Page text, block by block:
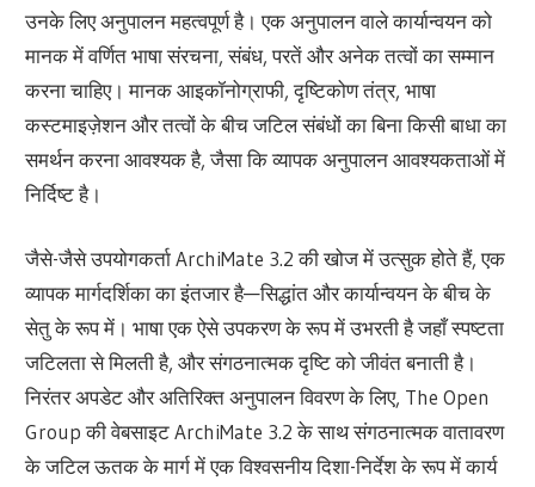
उनके लिए अनुपालन महत्वपूर्ण है। एक अनुपालन वाले कार्यान्वयन को
मानक में वर्णित भाषा संरचना, संबंध, परतें और अनेक तत्वों का सम्मान
करना चाहिए। मानक आइकॉनोग्राफी, दृष्टिकोण तंत्र, भाषा
कस्टमाइज़ेशन और तत्वों के बीच जटिल संबंधों का बिना किसी बाधा का
समर्थन करना आवश्यक है, जैसा कि व्यापक अनुपालन आवश्यकताओं में
निर्दिष्ट है।
जैसे-जैसे उपयोगकर्ता ArchiMate 3.2 की खोज में उत्सुक होते हैं, एक
व्यापक मार्गदर्शिका का इंतजार है—सिद्धांत और कार्यान्वयन के बीच के
सेतु के रूप में। भाषा एक ऐसे उपकरण के रूप में उभरती है जहाँ स्पष्टता
जटिलता से मिलती है, और संगठनात्मक दृष्टि को जीवंत बनाती है।
निरंतर अपडेट और अतिरिक्त अनुपालन विवरण के लिए, The Open
Group की वेबसाइट ArchiMate 3.2 के साथ संगठनात्मक वातावरण
के जटिल ऊतक के मार्ग में एक विश्वसनीय दिशा-निर्देश के रूप में कार्य